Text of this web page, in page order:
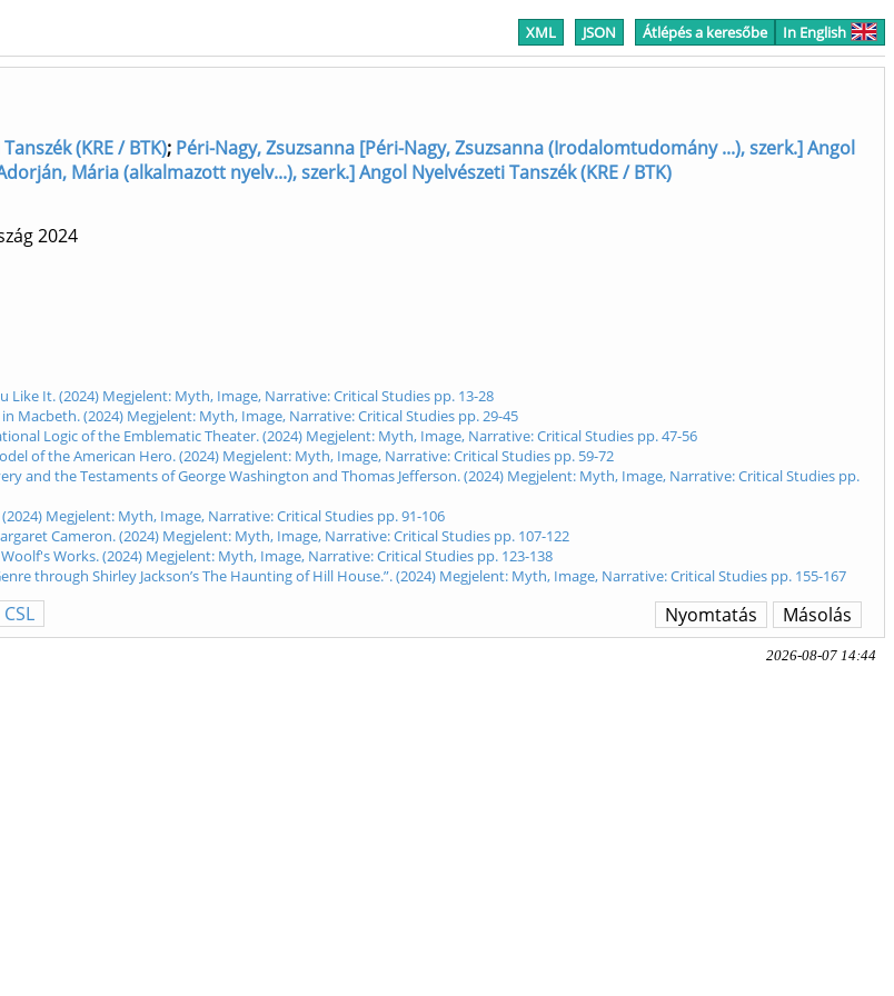
XML JSON Átlépés a keresőbe In English
(KRE / BTK); Péri-Nagy, Zsuzsanna [Péri-Nagy, Zsuzsanna (Irodalomtudomány ...), szerk.] Angol
Mária (alkalmazott nyelv...), szerk.] Angol Nyelvészeti Tanszék (KRE / BTK)
2024
Like It. (2024) Megjelent: Myth, Image, Narrative: Critical Studies pp. 13-28
Macbeth. (2024) Megjelent: Myth, Image, Narrative: Critical Studies pp. 29-45
Logic of the Emblematic Theater. (2024) Megjelent: Myth, Image, Narrative: Critical Studies pp. 47-56
of the American Hero. (2024) Megjelent: Myth, Image, Narrative: Critical Studies pp. 59-72
and the Testaments of George Washington and Thomas Jefferson. (2024) Megjelent: Myth, Image, Narrative: Critical Studies pp.
Megjelent: Myth, Image, Narrative: Critical Studies pp. 91-106
Cameron. (2024) Megjelent: Myth, Image, Narrative: Critical Studies pp. 107-122
Works. (2024) Megjelent: Myth, Image, Narrative: Critical Studies pp. 123-138
through Shirley Jackson’s The Haunting of Hill House.”. (2024) Megjelent: Myth, Image, Narrative: Critical Studies pp. 155-167
CSL Másolás
Nyomtatás
2026-08-07 14:44